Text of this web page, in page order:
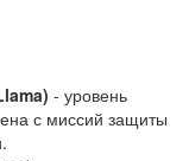
- уровень
с миссий защиты